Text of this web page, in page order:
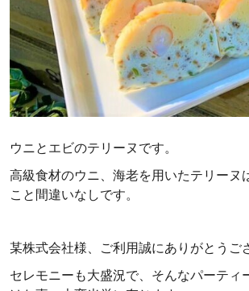
ウニとエビのテリーヌです。
高級食材のウニ、海老を用いたテリー
こと間違いなしです。
某株式会社様、ご利用誠にありがとうご
セレモニーも大盛況で、そんなパーテ